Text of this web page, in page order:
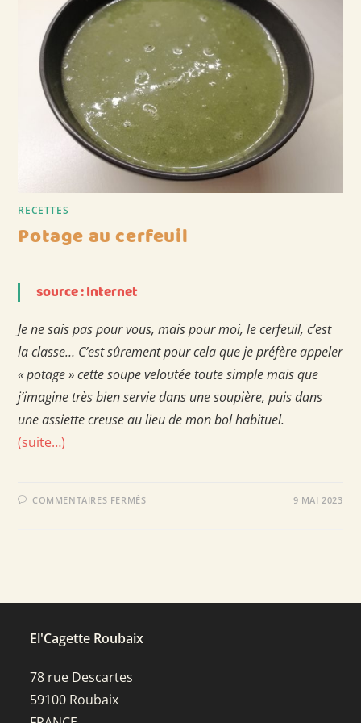
RECETTES
Potage au cerfeuil
source : Internet
Je ne sais pas pour vous, mais pour moi, le cerfeuil, c’est
la classe… C’est sûrement pour cela que je préfère appeler
« potage » cette soupe veloutée toute simple mais que
j’imagine très bien servie dans une soupière, puis dans
une assiette creuse au lieu de mon bol habituel.
(suite…)
COMMENTAIRES FERMÉSSUR 9 MAI 2023
El'Cagette Roubaix
78 rue Descartes
59100 Roubaix